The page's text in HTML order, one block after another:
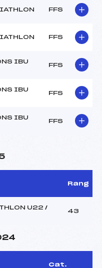
FFS
FFS
IBU
FFS
IBU
FFS
IBU
FFS
Rang
U22 /
43
Cat.